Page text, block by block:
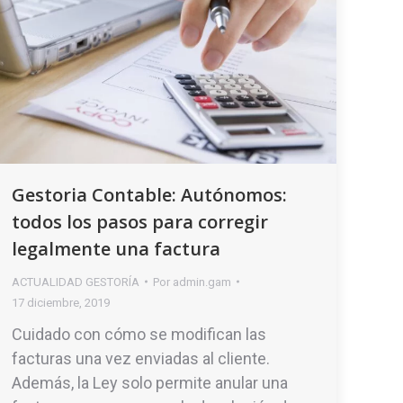
Gestoria Contable: Autónomos:
todos los pasos para corregir
legalmente una factura
ACTUALIDAD GESTORÍA Por admin.gam
17 diciembre, 2019
Cuidado con cómo se modifican las
facturas una vez enviadas al cliente.
Además, la Ley solo permite anular una